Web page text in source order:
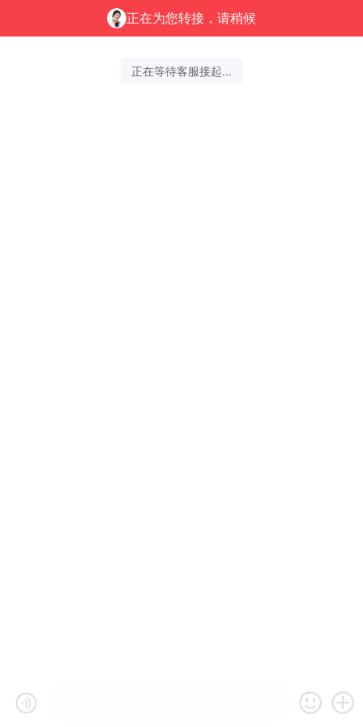
正在为您转接，请稍候
正在等待客服接起...